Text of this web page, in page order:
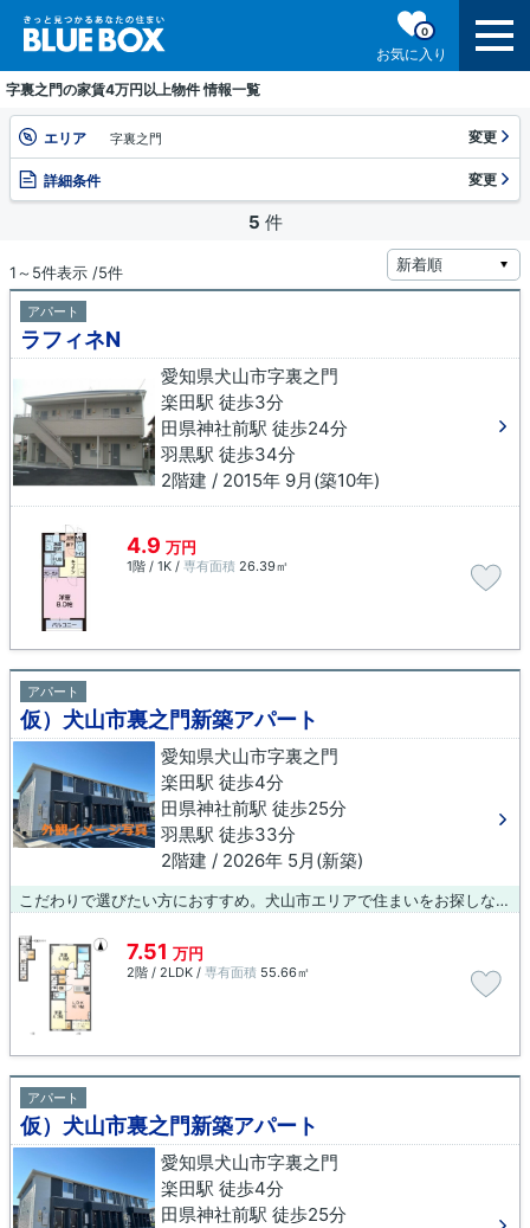
お気に入り
0
字裏之門の家賃4万円以上物件 情報一覧
エリア 字裏之門 変更
詳細条件 変更
5 件
1～5件表示 /5件
アパート
ラフィネN
愛知県犬山市字裏之門
楽田駅 徒歩3分
田県神社前駅 徒歩24分
羽黒駅 徒歩34分
2階建 / 2015年 9月(築10年)
4.9 万円
1階 / 1K / 専有面積 26.39㎡
アパート
仮）犬山市裏之門新築アパート
愛知県犬山市字裏之門
楽田駅 徒歩4分
田県神社前駅 徒歩25分
羽黒駅 徒歩33分
2階建 / 2026年 5月(新築)
こだわりで選びたい方におすすめ。犬山市エリアで住まいをお探しなら「仮）犬山市裏之門新築アパート」。住みやすさが満載でイチオシのアパートはこちらです。駅徒歩4分のアパートなので、通勤・通学時間を短縮できます。当たり前の生活が、より素敵なものに変わります。新たな物件探しはあなたに活力を与えることでしょう。ぜひとも当社をご利用ください。
7.51 万円
2階 / 2LDK / 専有面積 55.66㎡
アパート
仮）犬山市裏之門新築アパート
愛知県犬山市字裏之門
楽田駅 徒歩4分
田県神社前駅 徒歩25分